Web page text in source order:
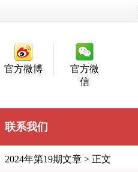
官方微博
官方微
信
联系我们
2024年第19期文章 > 正文